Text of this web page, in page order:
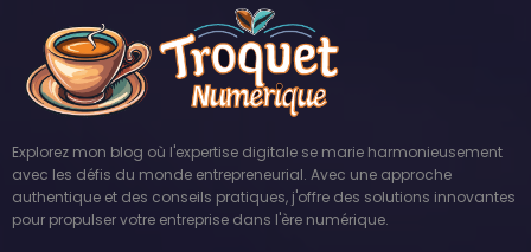
Explorez mon blog où l'expertise digitale se marie harmonieusement
avec les défis du monde entrepreneurial. Avec une approche
authentique et des conseils pratiques, j'offre des solutions innovantes
pour propulser votre entreprise dans l'ère numérique.